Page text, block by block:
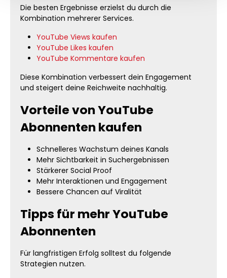
Die besten Ergebnisse erzielst du durch die
Kombination mehrerer Services.
YouTube Views kaufen
YouTube Likes kaufen
YouTube Kommentare kaufen
Diese Kombination verbessert dein Engagement
und steigert deine Reichweite nachhaltig.
Vorteile von YouTube
Abonnenten kaufen
Schnelleres Wachstum deines Kanals
Mehr Sichtbarkeit in Suchergebnissen
Stärkerer Social Proof
Mehr Interaktionen und Engagement
Bessere Chancen auf Viralität
Tipps für mehr YouTube
Abonnenten
Für langfristigen Erfolg solltest du folgende
Strategien nutzen.